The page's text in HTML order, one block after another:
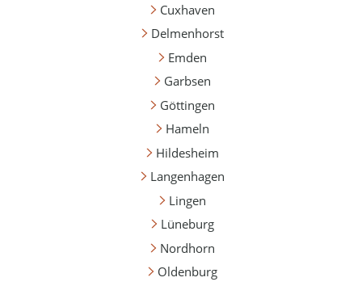
Cuxhaven
Delmenhorst
Emden
Garbsen
Göttingen
Hameln
Hildesheim
Langenhagen
Lingen
Lüneburg
Nordhorn
Oldenburg